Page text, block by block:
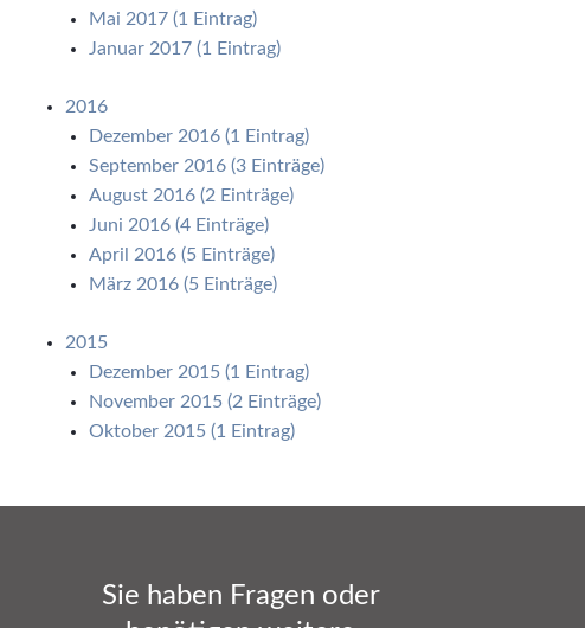
Mai 2017 (1 Eintrag)
Januar 2017 (1 Eintrag)
2016
Dezember 2016 (1 Eintrag)
September 2016 (3 Einträge)
August 2016 (2 Einträge)
Juni 2016 (4 Einträge)
April 2016 (5 Einträge)
März 2016 (5 Einträge)
2015
Dezember 2015 (1 Eintrag)
November 2015 (2 Einträge)
Oktober 2015 (1 Eintrag)
Sie haben Fragen oder